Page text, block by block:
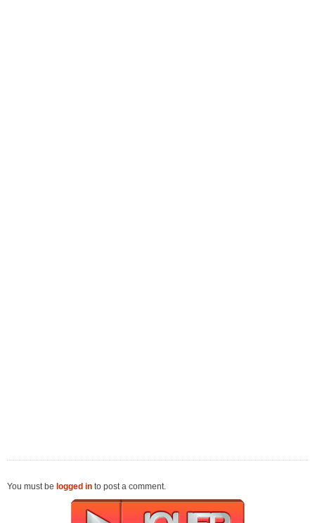
You must be logged in to post a comment.